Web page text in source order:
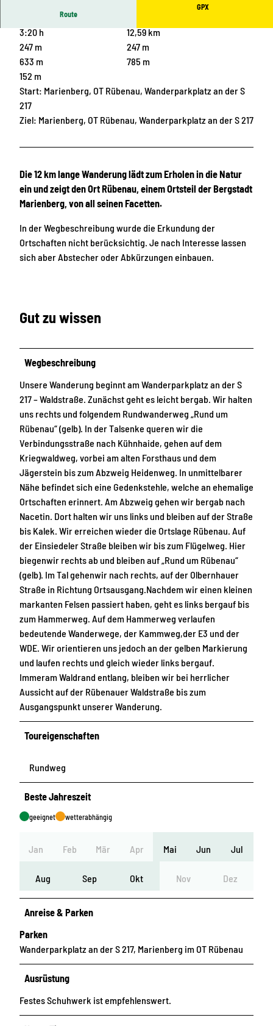
Route
GPX
3:20 h
12,59 km
247 m
247 m
633 m
785 m
152 m
Start: Marienberg, OT Rübenau, Wanderparkplatz an der S
217
Ziel: Marienberg, OT Rübenau, Wanderparkplatz an der S 217
Die 12 km lange Wanderung lädt zum Erholen in die Natur
ein und zeigt den Ort Rübenau, einem Ortsteil der Bergstadt
Marienberg, von all seinen Facetten.
In der Wegbeschreibung wurde die Erkundung der
Ortschaften nicht berücksichtig. Je nach Interesse lassen
sich aber Abstecher oder Abkürzungen einbauen.
Gut zu wissen
Wegbeschreibung
Unsere Wanderung beginnt am Wanderparkplatz an der S
217 – Waldstraße. Zunächst geht es leicht bergab. Wir halten
uns rechts und folgendem Rundwanderweg „Rund um
Rübenau“ (gelb). In der Talsenke queren wir die
Verbindungsstraße nach Kühnhaide, gehen auf dem
Kriegwaldweg, vorbei am alten Forsthaus und dem
Jägerstein bis zum Abzweig Heidenweg. In unmittelbarer
Nähe befindet sich eine Gedenkstehle, welche an ehemalige
Ortschaften erinnert. Am Abzweig gehen wir bergab nach
Nacetin. Dort halten wir uns links und bleiben auf der Straße
bis Kalek. Wir erreichen wieder die Ortslage Rübenau. Auf
der Einsiedeler Straße bleiben wir bis zum Flügelweg. Hier
biegenwir rechts ab und bleiben auf „Rund um Rübenau“
(gelb). Im Tal gehenwir nach rechts, auf der Olbernhauer
Straße in Richtung Ortsausgang.Nachdem wir einen kleinen
markanten Felsen passiert haben, geht es links bergauf bis
zum Hammerweg. Auf dem Hammerweg verlaufen
bedeutende Wanderwege, der Kammweg,der E3 und der
WDE. Wir orientieren uns jedoch an der gelben Markierung
und laufen rechts und gleich wieder links bergauf.
Immeram Waldrand entlang, bleiben wir bei herrlicher
Aussicht auf der Rübenauer Waldstraße bis zum
Ausgangspunkt unserer Wanderung.
Toureigenschaften
Rundweg
Beste Jahreszeit
geeignet wetterabhängig
Jan Feb Mär Apr Mai Jun Jul
Aug Sep Okt Nov Dez
Anreise & Parken
Parken
Wanderparkplatz an der S 217, Marienberg im OT Rübenau
Ausrüstung
Festes Schuhwerk ist empfehlenswert.